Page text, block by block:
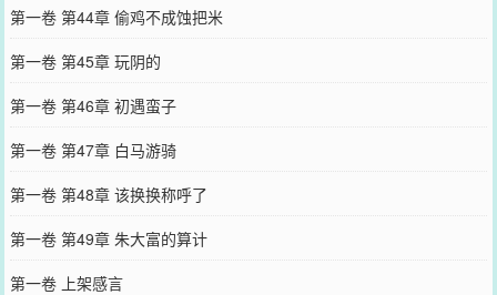
第一卷 第44章 偷鸡不成蚀把米
第一卷 第45章 玩阴的
第一卷 第46章 初遇蛮子
第一卷 第47章 白马游骑
第一卷 第48章 该换换称呼了
第一卷 第49章 朱大富的算计
第一卷 上架感言